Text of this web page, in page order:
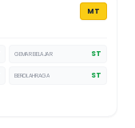
MT
GEMAR BELAJAR ST
BEROLAHRAGA ST